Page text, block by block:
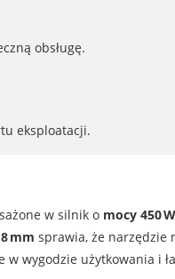
obsługę.
eksploatacji.
w silnik o mocy 450 W
mm sprawia, że narzędzie
wygodzie użytkowania i